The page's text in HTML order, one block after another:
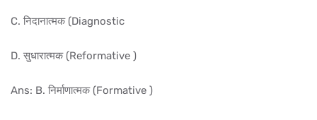
C. निदानात्मक (Diagnostic
D. सुधारात्मक (Reformative )
Ans: B. निर्माणात्मक (Formative )